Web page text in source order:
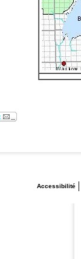
Accessibilité